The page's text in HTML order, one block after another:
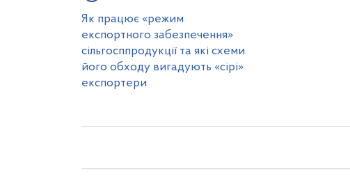
Як працює «режим
експортного забезпечення»
сільгосппродукції та які схеми
його обходу вигадують «сірі»
експортери